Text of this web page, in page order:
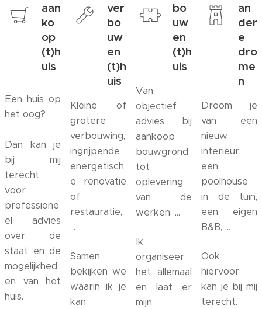
aan
ko
op
(t)h
uis
Een huis op
het oog?
Dan kan je
bij mij
terecht
voor
professione
el advies
over de
staat en de
mogelijkhed
en van het
huis.
ver
bo
uw
en
(t)h
uis
Kleine of
grotere
verbouwing,
ingrijpende
energetisch
e renovatie
of
restauratie,
...
Samen
bekijken we
waarin ik je
kan
bo
uw
en
(t)h
uis
Van
objectief
advies bij
aankoop
bouwgrond
tot
oplevering
van de
werken, ...
Ik
organiseer
het allemaal
en laat er
mijn
an
der
e
dro
me
n
Droom je
van een
nieuw
interieur,
een
poolhouse
in de tuin,
een eigen
B&B, ...
Ook
hiervoor
kan je bij mij
terecht.